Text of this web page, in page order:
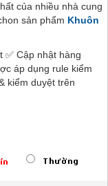
của nhiều nhà cung
sản phẩm Khuôn
✅ Cập nhật hàng
áp dụng rule kiểm
kiểm duyệt trên